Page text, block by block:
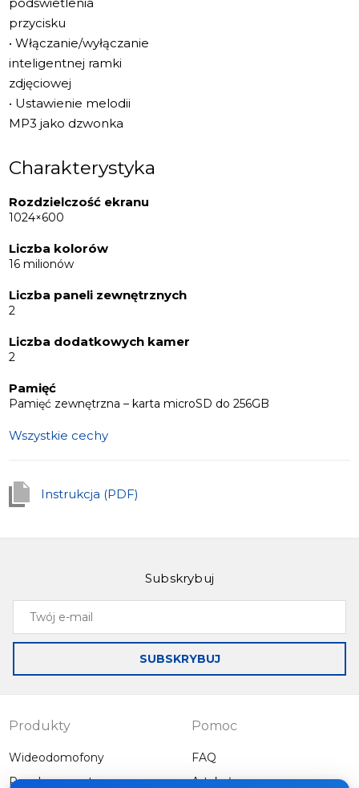
przycisku
• Włączanie/wyłączanie
inteligentnej ramki
zdjęciowej
• Ustawienie melodii
MP3 jako dzwonka
Charakterystyka
Rozdzielczość ekranu
1024×600
Liczba kolorów
16 milionów
Liczba paneli zewnętrznych
2
Liczba dodatkowych kamer
2
Pamięć
Pamięć zewnętrzna – karta microSD do 256GB
Wszystkie cechy
Instrukcja (PDF)
Subskrybuj
Twój
mail
SUBSKRYBUJ
Produkty
Wideodomofony
Panele zewnętrzne
Pomoc
FAQ
Artykuły